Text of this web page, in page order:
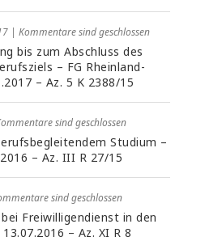
| Kommentare sind geschlossen
bis zum Abschluss des
– FG Rheinland-
– Az. 5 K 2388/15
sind geschlossen
Studium –
– Az. III R 27/15
sind geschlossen
Freiwilligendienst in den
– Az. XI R 8